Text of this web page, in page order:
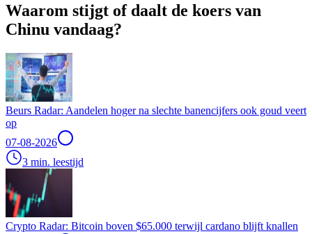
Waarom stijgt of daalt de koers van
Chinu vandaag?
Beurs Radar: Aandelen hoger na slechte banencijfers ook goud veert
op
07-08-2026
3 min. leestijd
Crypto Radar: Bitcoin boven $65.000 terwijl cardano blijft knallen